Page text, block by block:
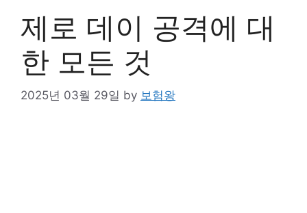
제로 데이 공격에 대
한 모든 것
2025년 03월 29일 by 보험왕